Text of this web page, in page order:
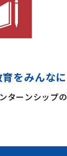
をみんなに
ターンシップの